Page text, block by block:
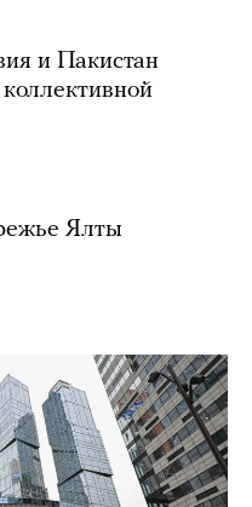
и Пакистан
Ялты